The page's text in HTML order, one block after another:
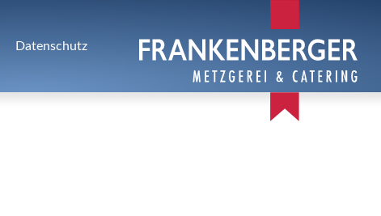
Datenschutz